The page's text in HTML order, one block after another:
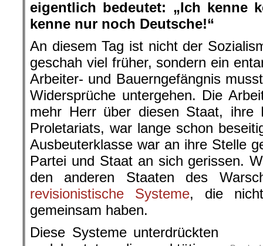
eigentlich bedeutet: „Ich kenne
kenne nur noch Deutsche!“
An diesem Tag ist nicht der
geschah viel früher, sondern ein
Arbeiter- und Bauerngefängnis
Widersprüche untergehen. Die
mehr Herr über diesen Staat, ihre
Proletariats, war lange schon
Ausbeuterklasse war an ihre Stelle
Partei und Staat an sich gerissen.
den anderen Staaten des
revisionistische Systeme, die
gemeinsam haben.
Diese Systeme unterdrückten